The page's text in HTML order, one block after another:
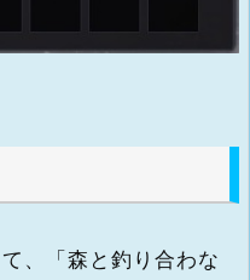
、「森と釣り合わな